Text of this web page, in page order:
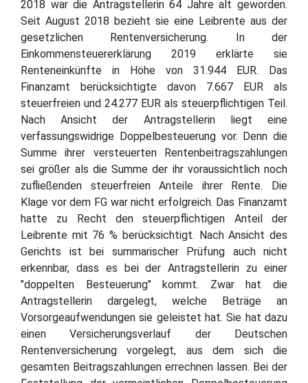
2018 war die Antragstellerin 64 Jahre alt geworden.
Seit August 2018 bezieht sie eine Leibrente aus der
gesetzlichen Rentenversicherung. In der
Einkommensteuererklärung 2019 erklärte sie
Renteneinkünfte in Höhe von 31.944 EUR. Das
Finanzamt berücksichtigte davon 7.667 EUR als
steuerfreien und 24.277 EUR als steuerpflichtigen Teil.
Nach Ansicht der Antragstellerin liegt eine
verfassungswidrige Doppelbesteuerung vor. Denn die
Summe ihrer versteuerten Rentenbeitragszahlungen
sei größer als die Summe der ihr voraussichtlich noch
zufließenden steuerfreien Anteile ihrer Rente. Die
Klage vor dem FG war nicht erfolgreich. Das Finanzamt
hatte zu Recht den steuerpflichtigen Anteil der
Leibrente mit 76 % berücksichtigt. Nach Ansicht des
Gerichts ist bei summarischer Prüfung auch nicht
erkennbar, dass es bei der Antragstellerin zu einer
"doppelten Besteuerung" kommt. Zwar hat die
Antragstellerin dargelegt, welche Beträge an
Vorsorgeaufwendungen sie geleistet hat. Sie hat dazu
einen Versicherungsverlauf der Deutschen
Rentenversicherung vorgelegt, aus dem sich die
gesamten Beitragszahlungen errechnen lassen. Bei der